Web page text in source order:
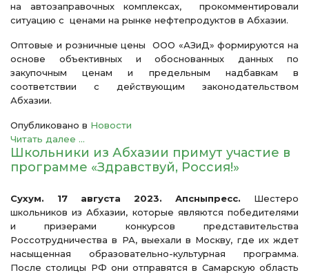
на автозаправочных комплексах, прокомментировали
ситуацию с ценами на рынке нефтепродуктов в Абхазии.
Оптовые и розничные цены ООО «АЗиД» формируются на
основе объективных и обоснованных данных по
закупочным ценам и предельным надбавкам в
соответствии с действующим законодательством
Абхазии.
Опубликовано в Новости
Читать далее ...
Школьники из Абхазии примут участие в
программе «Здравствуй, Россия!»
Сухум. 17 августа 2023. Апсныпресс. Шестеро
школьников из Абхазии, которые являются победителями
и призерами конкурсов представительства
Россотрудничества в РА, выехали в Москву, где их ждет
насыщенная образовательно-культурная программа.
После столицы РФ они отправятся в Самарскую область